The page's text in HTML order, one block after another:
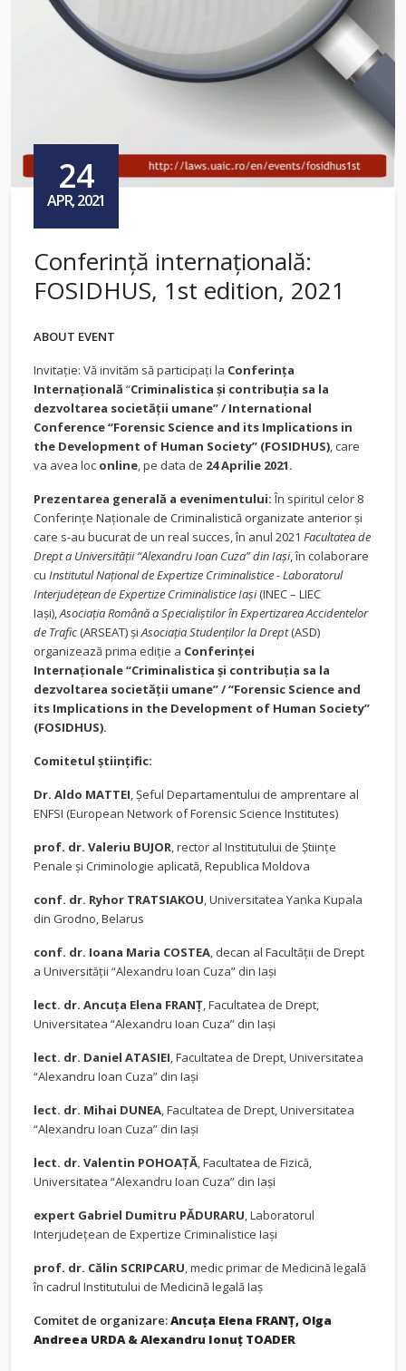
24
APR, 2021
Conferință internațională:
FOSIDHUS, 1st edition, 2021
ABOUT EVENT
Invitație: Vă invităm să participaţi la Conferinţa
Internaţională “Criminalistica şi contribuţia sa la
dezvoltarea societăţii umane” / International
Conference“Forensic Science and its Implications in
the Development of Human Society” (FOSIDHUS), care
va avea loc online, pe data de 24Aprilie 2021.
Prezentarea generală a evenimentului:În spiritul celor 8
Conferinţe Naţionale de Criminalistică organizate anterior şi
care s-au bucurat de un real succes, în anul 2021 Facultatea de
Drept a Universităţii “Alexandru Ioan Cuza” din Iaşi, în colaborare
cu Institutul Naţional de Expertize Criminalistice - Laboratorul
Interjudeţean de Expertize Criminalistice Iaşi(INEC – LIEC
Iaşi),Asociaţia Română a Specialiştilor în Expertizarea Accidentelor
de Trafic (ARSEAT) şiAsociaţia Studenţilor la Drept(ASD)
organizează prima ediţie a Conferinţei
Internaţionale“Criminalistica şi contribuţia sa la
dezvoltarea societăţii umane”/“Forensic Science and
its Implications in the Development of Human Society”
(FOSIDHUS).
Comitetul ştiinţific:
Dr. Aldo MATTEI, Şeful Departamentului de amprentare al
ENFSI (European Network of Forensic Science Institutes)
prof. dr. Valeriu BUJOR, rector al Institutului de Ştiinţe
Penale şi Criminologie aplicată, Republica Moldova
conf. dr. Ryhor TRATSIAKOU, Universitatea Yanka Kupala
din Grodno, Belarus
conf. dr. Ioana Maria COSTEA, decan al Facultăţii de Drept
a Universităţii “Alexandru Ioan Cuza” din Iaşi
lect. dr. Ancuţa Elena FRANŢ, Facultatea de Drept,
Universitatea “Alexandru Ioan Cuza” din Iaşi
lect. dr. Daniel ATASIEI, Facultatea de Drept, Universitatea
“Alexandru Ioan Cuza” din Iaşi
lect. dr. Mihai DUNEA, Facultatea de Drept, Universitatea
“Alexandru Ioan Cuza” din Iaşi
lect. dr. Valentin POHOAŢĂ, Facultatea de Fizică,
Universitatea “Alexandru Ioan Cuza” din Iaşi
expert Gabriel Dumitru PĂDURARU, Laboratorul
Interjudeţean de Expertize Criminalistice Iaşi
prof. dr. Călin SCRIPCARU, medic primar de Medicină legală
în cadrul Institutului de Medicină legală Iaş
Comitet de organizare:Ancuța Elena FRANȚ, Olga
Andreea URDA & Alexandru Ionuț TOADER